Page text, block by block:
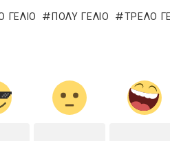
ΓΈΛΙΟ ΠΟΛΥ ΓΕΛΙΟ ΤΡΕΛΌ